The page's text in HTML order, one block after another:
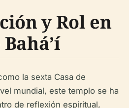
y Rol en
la sexta Casa de
mundial, este templo se ha
de reflexión espiritual,